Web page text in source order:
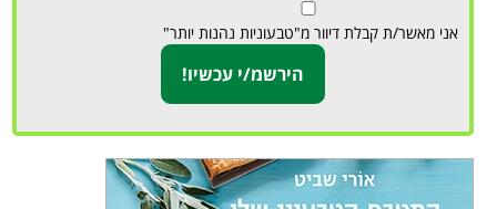
אני מאשר/ת קבלת דיוור מ"טבעוניות נהנות יותר"